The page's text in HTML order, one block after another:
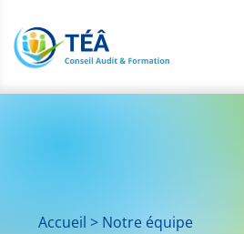
Accueil > Notre équipe